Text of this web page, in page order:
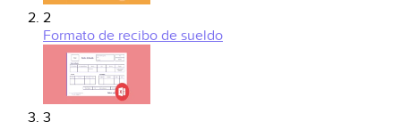
2
Formato de recibo de sueldo
3